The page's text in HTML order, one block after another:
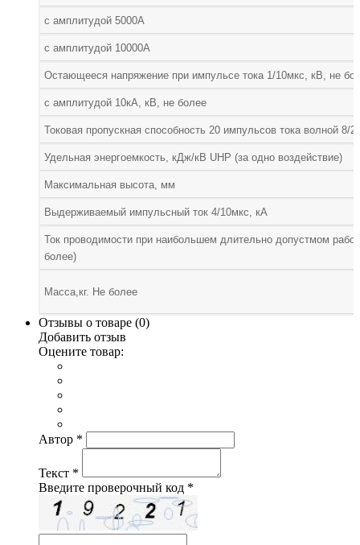
с амплитудой 5000А
с амплитудой 10000А
Остающееся напряжение при импульсе тока 1/10мкс, кВ, не
с амплитудой 10кА, кВ, не более
Токовая пропускная способность 20 импульсов тока волной 8/
Удельная энергоемкость, кДж/кВ UНР (за одно воздействие)
Максимальная высота, мм
Выдерживаемый импульсный ток 4/10мкс, кА
Ток проводимости при наибольшем длительно допустмом
более)
Масса,кг. Не более
Отзывы о товаре (0)
Добавить отзыв
Оцените товар:
Автор *
Текст *
Введите проверочный код *